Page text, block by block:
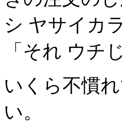
シ ヤサイカ
「それ ウチ
いくら不慣
い。